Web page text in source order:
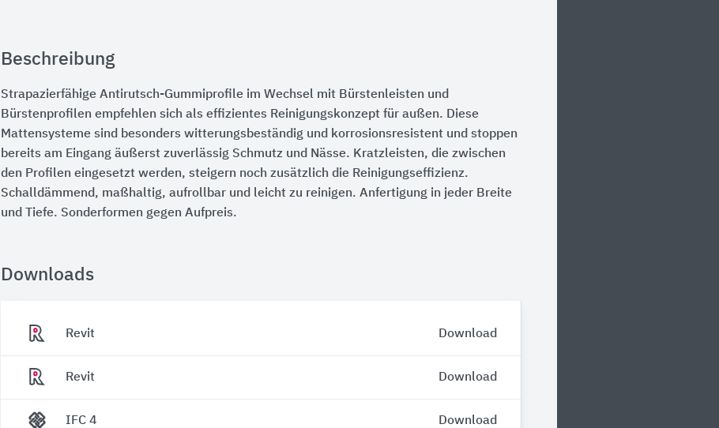
Beschreibung
Strapazierfähige Antirutsch-Gummiprofile im Wechsel mit Bürstenleisten und
Bürstenprofilen empfehlen sich als effizientes Reinigungskonzept für außen. Diese
Mattensysteme sind besonders witterungsbeständig und korrosionsresistent und stoppen
bereits am Eingang äußerst zuverlässig Schmutz und Nässe. Kratzleisten, die zwischen
den Profilen eingesetzt werden, steigern noch zusätzlich die Reinigungseffizienz.
Schalldämmend, maßhaltig, aufrollbar und leicht zu reinigen. Anfertigung in jeder Breite
und Tiefe. Sonderformen gegen Aufpreis.
Downloads
Revit Download
Revit Download
IFC 4 Download